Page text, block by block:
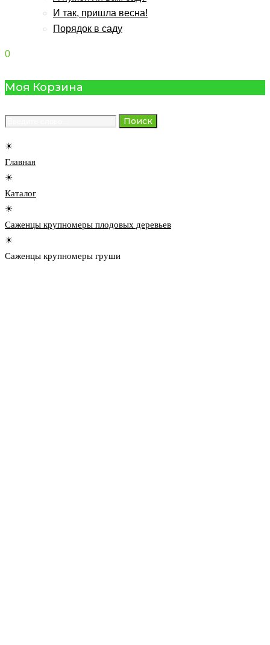
И так, пришла весна!
Порядок в саду
0
Моя Корзина
Поиск
☀
Главная
☀
Каталог
☀
Саженцы крупномеры плодовых деревьев
☀
Саженцы крупномеры груши